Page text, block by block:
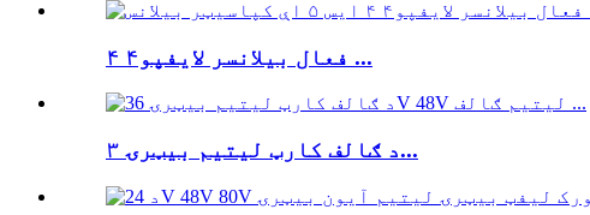
فعال بیلانسر لایفپو۴ ۴ ...
د ګالف کارټ لیتیم بیټرۍ ۳...